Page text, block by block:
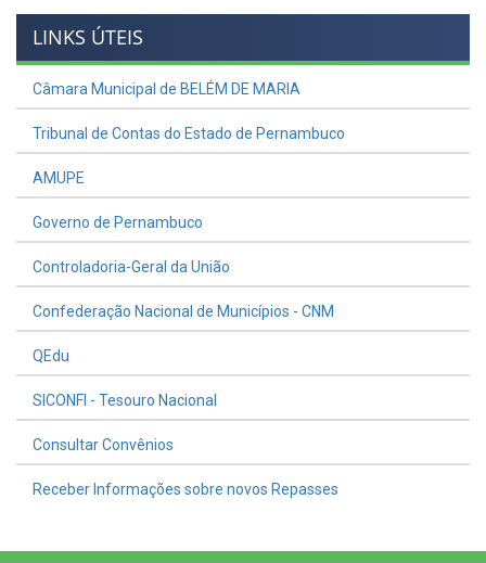
LINKS ÚTEIS
Câmara Municipal de BELÉM DE MARIA
Tribunal de Contas do Estado de Pernambuco
AMUPE
Governo de Pernambuco
Controladoria-Geral da União
Confederação Nacional de Municípios - CNM
QEdu
SICONFI - Tesouro Nacional
Consultar Convênios
Receber Informações sobre novos Repasses